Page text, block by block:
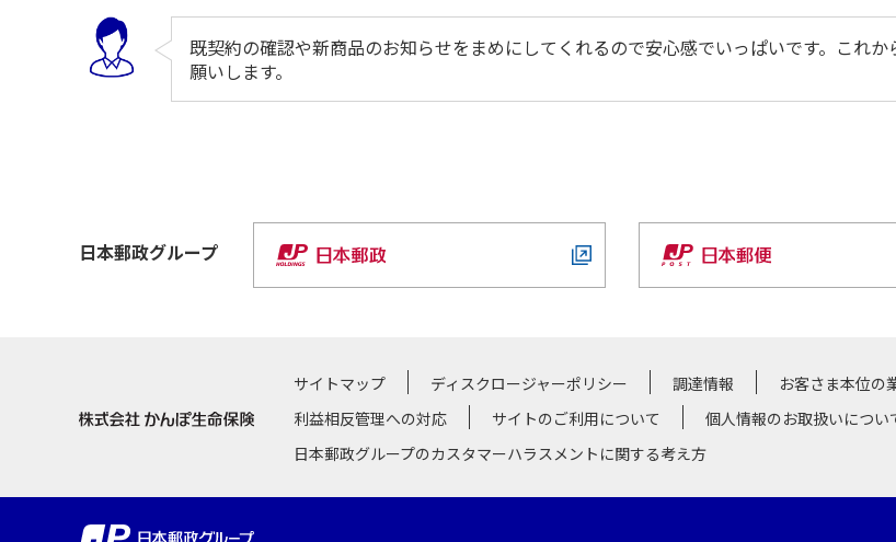
既契約の確認や新商品のお知らせをまめにしてくれるので安心感でいっぱいです。これか
願いします。
日本郵政グループ
サイトマップ ディスクロージャーポリシー 調達情報 お客さま本位の
利益相反管理への対応
サイトのご利用について 個人情報のお取扱いについ
日本郵政グループのカスタマーハラスメントに関する考え方